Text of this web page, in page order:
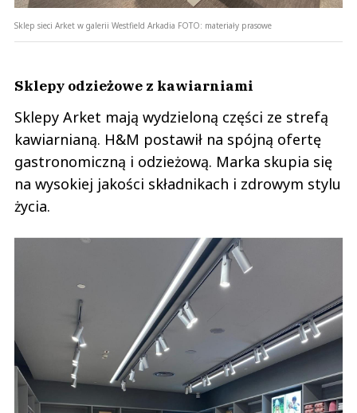
Sklep sieci Arket w galerii Westfield Arkadia FOTO: materiały prasowe
Sklepy odzieżowe z kawiarniami
Sklepy Arket mają wydzieloną części ze strefą
kawiarnianą. H&M postawił na spójną ofertę
gastronomiczną i odzieżową. Marka skupia się
na wysokiej jakości składnikach i zdrowym stylu
życia.